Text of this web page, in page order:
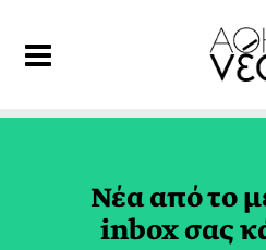
Το «Νησί» της
Νέα από το
inbox σας